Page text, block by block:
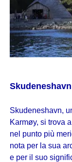
Skudeneshavn
Skudeneshavn,
Karmøy, si trova
nel punto più
nota per la sua
e per il suo